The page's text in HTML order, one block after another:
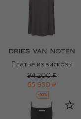
Платье из вискозы
94 200 ₽
65 950 ₽
-30%